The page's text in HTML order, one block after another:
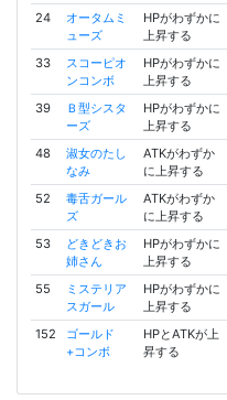
24
オータムミ
ューズ
HPがわずかに
上昇する
33
スコーピオ
ンコンボ
HPがわずかに
上昇する
39
Ｂ型シスタ
ーズ
HPがわずかに
上昇する
48
淑女のたし
なみ
ATKがわずか
に上昇する
52
毒舌ガール
ズ
ATKがわずか
に上昇する
53
どきどきお
姉さん
HPがわずかに
上昇する
55
ミステリア
スガール
HPがわずかに
上昇する
152
ゴールド
+コンボ
HPとATKが上
昇する